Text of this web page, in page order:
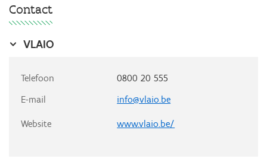
Contact
VLAIO
Telefoon
0800 20 555
E-mail
info@vlaio.be
Website www.vlaio.be/